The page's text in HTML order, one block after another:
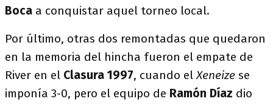
Boca a conquistar aquel torneo local.
Por último, otras dos remontadas que quedaron
en la memoria del hincha fueron el empate de
River en el Clasura 1997, cuando elXeneize se
imponía 3-0, pero el equipo de Ramón Díaz dio